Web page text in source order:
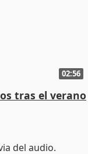
02:56
tras el verano